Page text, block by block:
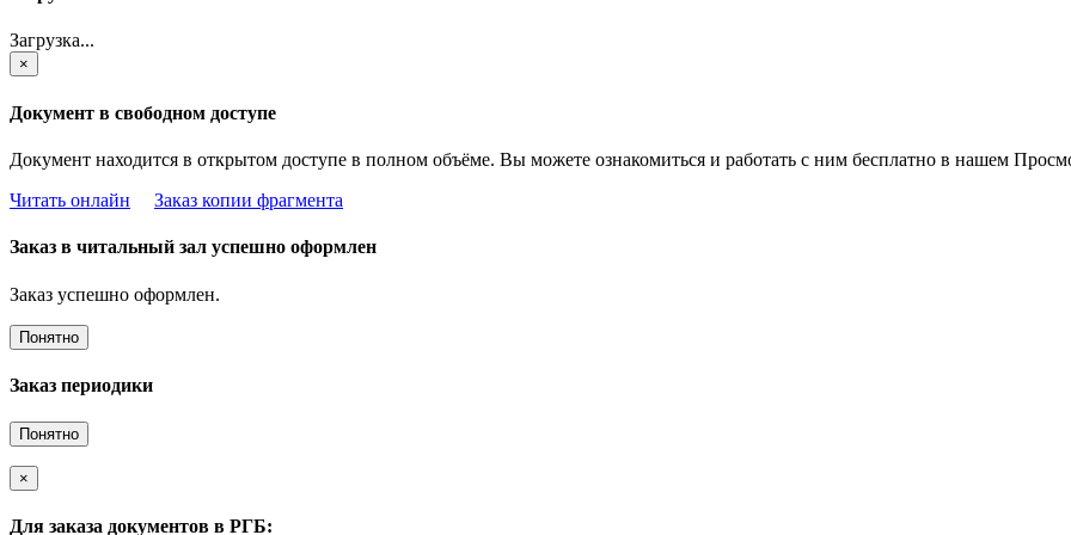
Загрузка...
×
Документ в свободном доступе
Документ находится в открытом доступе в полном объёме. Вы можете ознакомиться и работать с ним бесплатно в нашем
Читать онлайн
Заказ копии фрагмента
Заказ в читальный зал успешно оформлен
Заказ успешно оформлен.
Понятно
Заказ периодики
Понятно
×
Для заказа документов в РГБ: